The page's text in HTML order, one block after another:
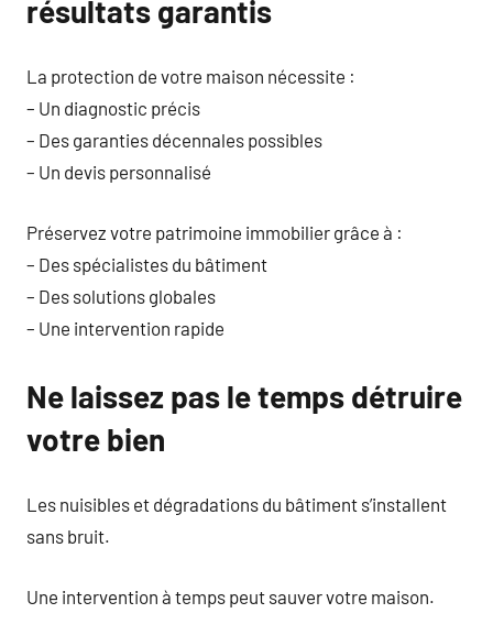
résultats garantis
La protection de votre maison nécessite :
– Un diagnostic précis
– Des garanties décennales possibles
– Un devis personnalisé
Préservez votre patrimoine immobilier grâce à :
– Des spécialistes du bâtiment
– Des solutions globales
– Une intervention rapide
Ne laissez pas le temps détruire
votre bien
Les nuisibles et dégradations du bâtiment s’installent
sans bruit.
Une intervention à temps peut sauver votre maison.